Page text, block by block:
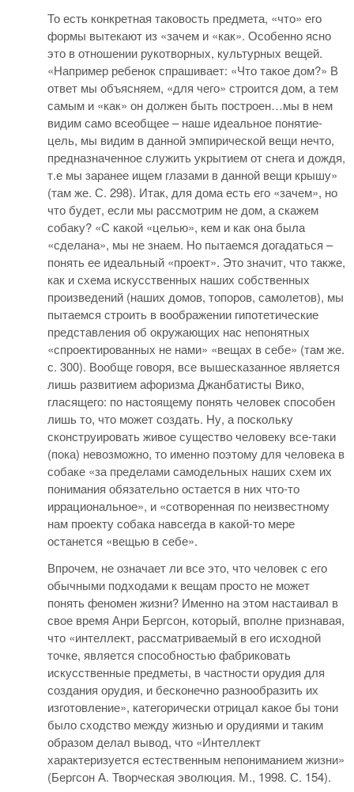
То есть конкретная таковость предмета, «что» его
формы вытекают из «зачем и «как». Особенно ясно
это в отношении рукотворных, культурных вещей.
«Например ребенок спрашивает: «Что такое дом?» В
ответ мы объясняем, «для чего» строится дом, а тем
самым и «как» он должен быть построен…мы в нем
видим само всеобщее – наше идеальное понятие-
цель, мы видим в данной эмпирической вещи нечто,
предназначенное служить укрытием от снега и дождя,
т.е мы заранее ищем глазами в данной вещи крышу»
(там же. С. 298). Итак, для дома есть его «зачем», но
что будет, если мы рассмотрим не дом, а скажем
собаку? «С какой «целью», кем и как она была
«сделана», мы не знаем. Но пытаемся догадаться –
понять ее идеальный «проект». Это значит, что также,
как и схема искусственных наших собственных
произведений (наших домов, топоров, самолетов), мы
пытаемся строить в воображении гипотетические
представления об окружающих нас непонятных
«спроектированных не нами» «вещах в себе» (там же.
с. 300). Вообще говоря, все вышесказанное является
лишь развитием афоризма Джанбатисты Вико,
гласящего: по настоящему понять человек способен
лишь то, что может создать. Ну, а поскольку
сконструировать живое существо человеку все-таки
(пока) невозможно, то именно поэтому для человека в
собаке «за пределами самодельных наших схем их
понимания обязательно остается в них что-то
иррациональное», и «сотворенная по неизвестному
нам проекту собака навсегда в какой-то мере
останется «вещью в себе».
Впрочем, не означает ли все это, что человек с его
обычными подходами к вещам просто не может
понять феномен жизни? Именно на этом настаивал в
свое время Анри Бергсон, который, вполне признавая,
что «интеллект, рассматриваемый в его исходной
точке, является способностью фабриковать
искусственные предметы, в частности орудия для
создания орудия, и бесконечно разнообразить их
изготовление», категорически отрицал какое бы тони
было сходство между жизнью и орудиями и таким
образом делал вывод, что «Интеллект
характеризуется естественным непониманием жизни»
(Бергсон А. Творческая эволюция. М., 1998. С. 154).